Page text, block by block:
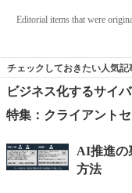
Editorial items that were
チェックしておきたい人気記
ビジネス化するサイ
特集：クライアント